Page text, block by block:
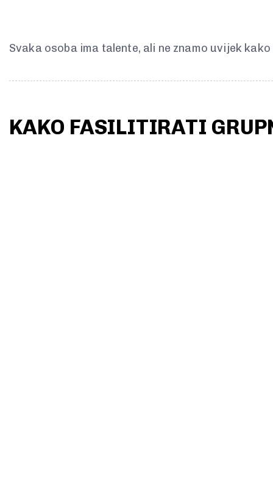
Svaka osoba ima talente, ali ne znamo uvijek
KAKO FASILITIRATI